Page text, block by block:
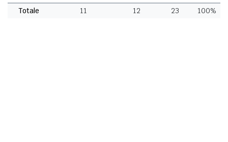
Totale
11 12 23 100%